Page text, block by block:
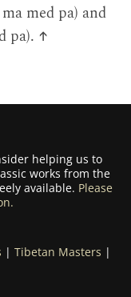
med pa) and
pa). ↑
helping us to
works from the
available. Please
| Tibetan Masters |